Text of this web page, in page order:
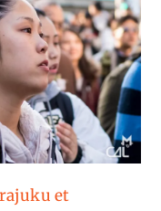
et